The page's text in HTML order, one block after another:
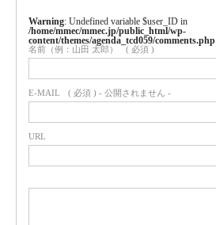
Warning : Undefined variable $user_ID in
/home/mmec/mmec.jp/public_html/wp-
content/themes/agenda_tcd059/comments.php
名前（例：山田 太郎） ( 必須 )
E-MAIL ( 必須 ) - 公開されません -
URL